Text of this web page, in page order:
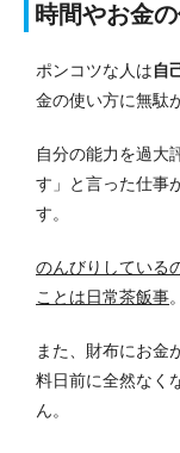
時間やお金
ポンコツな人は自
金の使い方に無駄
自分の能力を過大
す」と言った仕事
す。
のんびりしている
ことは日常茶飯事。
また、財布にお金
料日前に全然なく
ん。